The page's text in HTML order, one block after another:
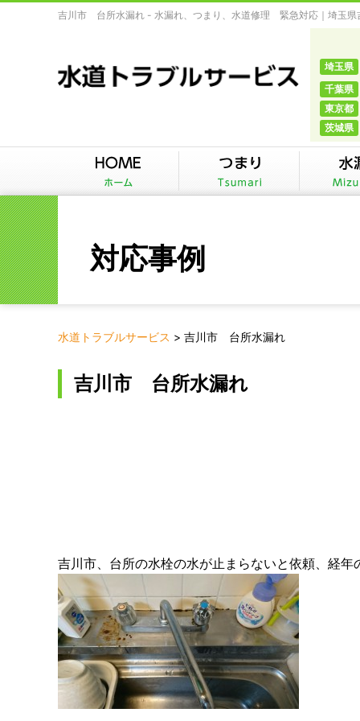
吉川市 台所水漏れ - 水漏れ、つまり、水道修理 緊急対応｜埼玉
埼玉県
千葉県
東京都
茨城県
対応事例
水道トラブルサービス > 吉川市 台所水漏れ
吉川市 台所水漏れ
吉川市、台所の水栓の水が止まらないと依頼、経